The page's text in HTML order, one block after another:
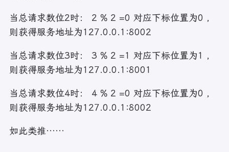
当总请求数位2时： 2 % 2 =0 对应下标位置为0 ，
则获得服务地址为127.0.0.1:8002
当总请求数位3时： 3 % 2 =1 对应下标位置为1 ，
则获得服务地址为127.0.0.1:8001
当总请求数位4时： 4 % 2 =0 对应下标位置为0 ，
则获得服务地址为127.0.0.1:8002
如此类推……